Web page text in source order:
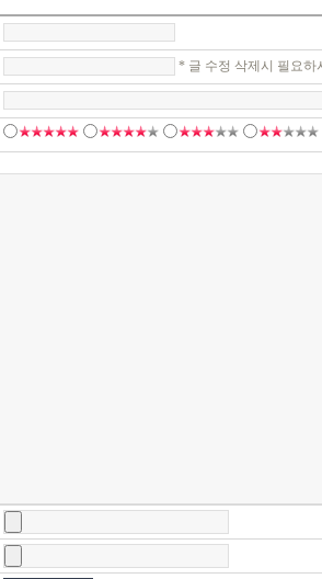
* 글 수정 삭제시 필요하